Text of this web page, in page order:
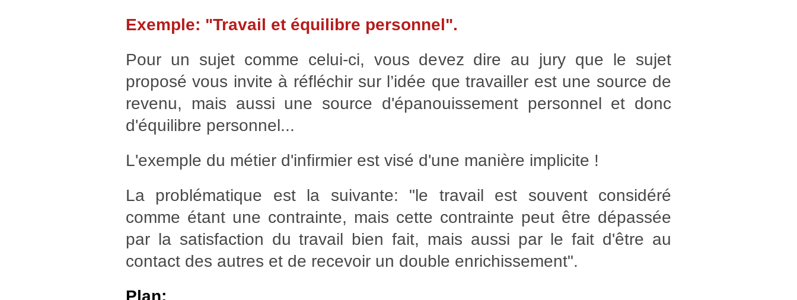
Exemple: "Travail et équilibre personnel".
Pour un sujet comme celui-ci, vous devez dire au jury que le sujet
proposé vous invite à réfléchir sur l’idée que travailler est une source de
revenu, mais aussi une source d'épanouissement personnel et donc
d'équilibre personnel...
L'exemple du métier d'infirmier est visé d'une manière implicite !
La problématique est la suivante: "le travail est souvent considéré
comme étant une contrainte, mais cette contrainte peut être dépassée
par la satisfaction du travail bien fait, mais aussi par le fait d'être au
contact des autres et de recevoir un double enrichissement".
Plan: